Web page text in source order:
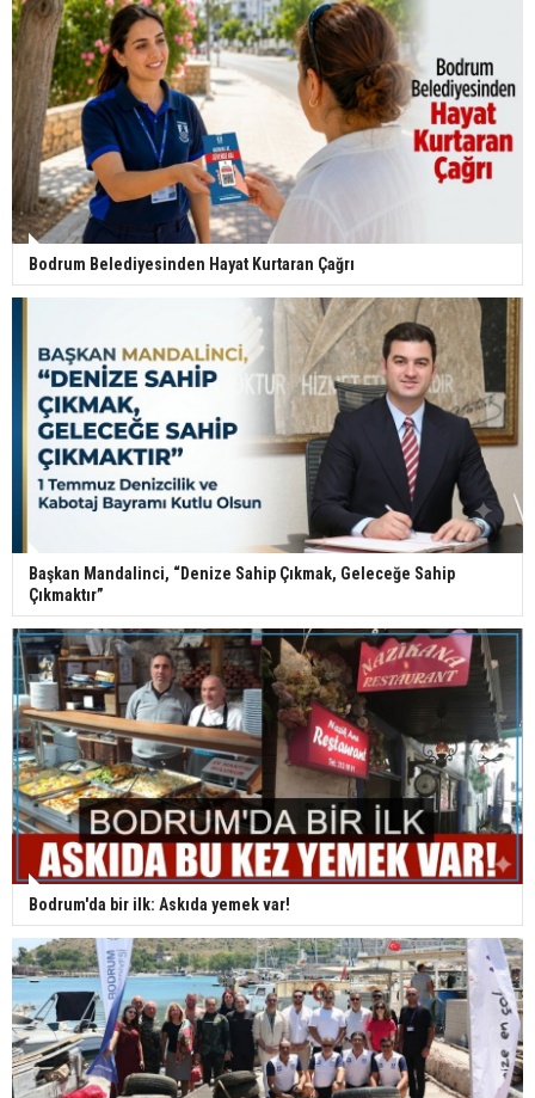
Bodrum Belediyesinden Hayat Kurtaran Çağrı
Başkan Mandalinci, “Denize Sahip Çıkmak, Geleceğe Sahip
Çıkmaktır”
Bodrum'da bir ilk: Askıda yemek var!